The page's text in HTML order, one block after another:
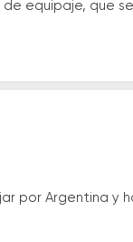
equipaje, que
por Argentina y